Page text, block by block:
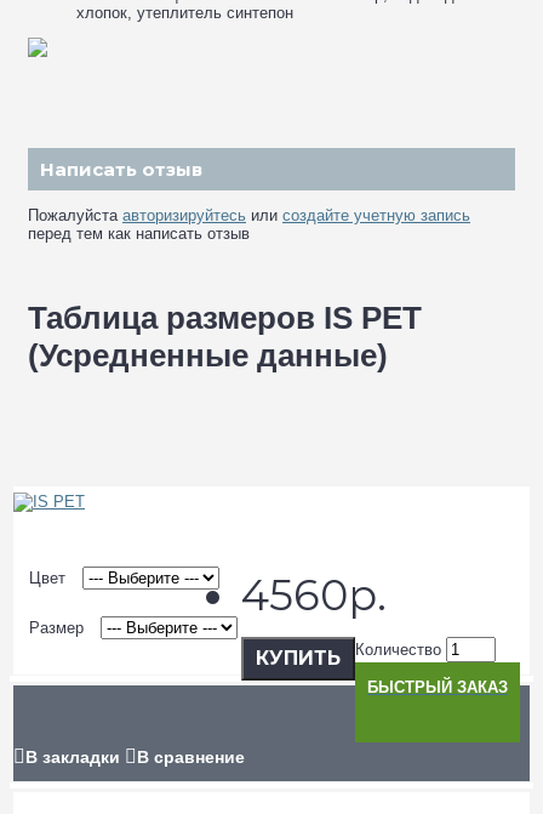
хлопок, утеплитель синтепон
Написать отзыв
Пожалуйста авторизируйтесь или создайте учетную запись
перед тем как написать отзыв
Таблица размеров IS PET
(Усредненные данные)
Цвет
Размер
4560р.
Количество
КУПИТЬ
БЫСТРЫЙ ЗАКАЗ
В закладки В сравнение